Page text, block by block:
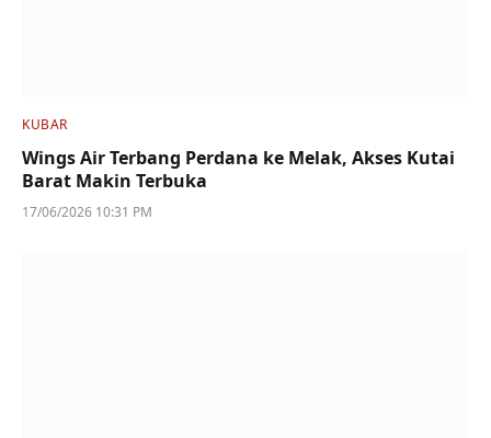
KUBAR
Wings Air Terbang Perdana ke Melak, Akses Kutai
Barat Makin Terbuka
17/06/2026 10:31 PM